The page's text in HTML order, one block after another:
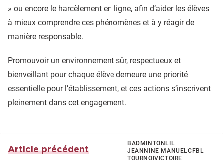
» ou encore le harcèlement en ligne, afin d’aider les élèves
à mieux comprendre ces phénomènes et à y réagir de
manière responsable.
Promouvoir un environnement sûr, respectueux et
bienveillant pour chaque élève demeure une priorité
essentielle pour l’établissement, et ces actions s’inscrivent
pleinement dans cet engagement.
Article précédent
BADMINTON LIL
JEANNINE MANUELCFBL
TOURNOIVICTOIRE